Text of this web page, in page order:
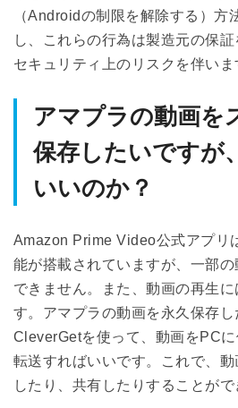
（Androidの制限を解除する）方
し、これらの行為は製造元の保証
セキュリティ上のリスクを伴いま
アマプラの動画を
保存したいですが
いいのか？
Amazon Prime Video公式アプリ
能が搭載されていますが、一部
できません。また、動画の再生
す。アマプラの動画を永久保存し
CleverGetを使って、動画をPC
転送すればいいです。これで、
したり、共有したりすることがで